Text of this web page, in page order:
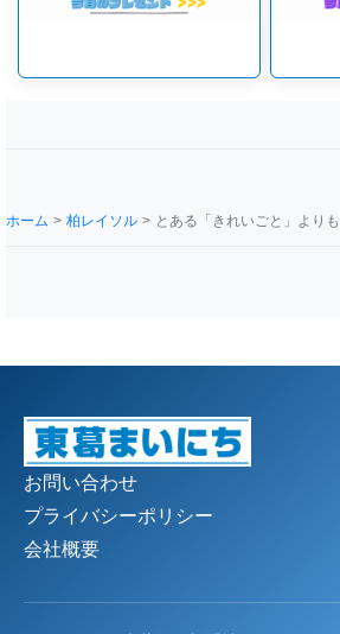
ホーム 柏レイソル とある「きれいごと」より
お問い合わせ
プライバシーポリシー
会社概要